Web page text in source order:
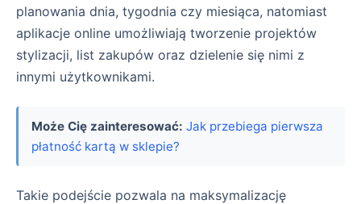
planowania dnia, tygodnia czy miesiąca, natomiast
aplikacje online umożliwiają tworzenie projektów
stylizacji, list zakupów oraz dzielenie się nimi z
innymi użytkownikami.
Może Cię zainteresować: Jak przebiega pierwsza
płatność kartą w sklepie?
Takie podejście pozwala na maksymalizację